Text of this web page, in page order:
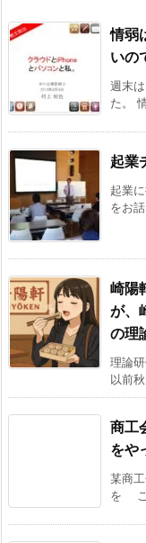
情弱
いの
週末
た。
起業
起業
をお
崎陽
が、
の理
理論
以前
商工
をや
某商
を こ